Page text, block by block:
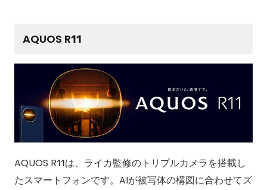
AQUOS R11
AQUOS R11は、ライカ監修のトリプルカメラを搭載し
たスマートフォンです。AIが被写体の構図に合わせてズ